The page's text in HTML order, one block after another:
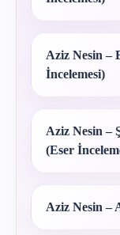
Aziz Nesin –
İncelemesi)
Aziz Nesin –
(Eser
Aziz Nesin –